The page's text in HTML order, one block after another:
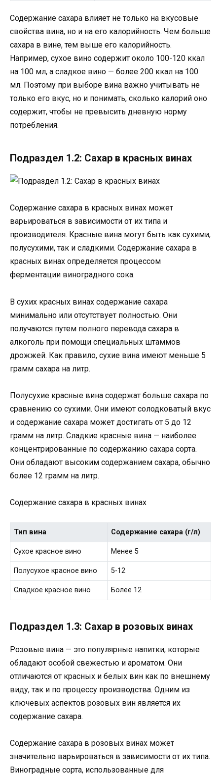
Содержание сахара влияет не только на вкусовые
свойства вина, но и на его калорийность. Чем больше
сахара в вине, тем выше его калорийность.
Например, сухое вино содержит около 100-120 ккал
на 100 мл, а сладкое вино — более 200 ккал на 100
мл. Поэтому при выборе вина важно учитывать не
только его вкус, но и понимать, сколько калорий оно
содержит, чтобы не превысить дневную норму
потребления.
Подраздел 1.2: Сахар в красных винах
Содержание сахара в красных винах может
варьироваться в зависимости от их типа и
производителя. Красные вина могут быть как сухими,
полусухими, так и сладкими. Содержание сахара в
красных винах определяется процессом
ферментации виноградного сока.
В сухих красных винах содержание сахара
минимально или отсутствует полностью. Они
получаются путем полного перевода сахара в
алкоголь при помощи специальных штаммов
дрожжей. Как правило, сухие вина имеют меньше 5
грамм сахара на литр.
Полусухие красные вина содержат больше сахара по
сравнению со сухими. Они имеют солодковатый вкус
и содержание сахара может достигать от 5 до 12
грамм на литр. Сладкие красные вина — наиболее
концентрированные по содержанию сахара сорта.
Они обладают высоким содержанием сахара, обычно
более 12 грамм на литр.
Содержание сахара в красных винах
Тип вина Содержание сахара (г/л)
Сухое красное вино Менее 5
Полусухое красное вино 5-12
Сладкое красное вино Более 12
Подраздел 1.3: Сахар в розовых винах
Розовые вина — это популярные напитки, которые
обладают особой свежестью и ароматом. Они
отличаются от красных и белых вин как по внешнему
виду, так и по процессу производства. Одним из
ключевых аспектов розовых вин является их
содержание сахара.
Содержание сахара в розовых винах может
значительно варьироваться в зависимости от их типа.
Виноградные сорта, использованные для